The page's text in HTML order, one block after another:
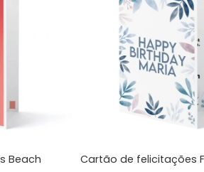
Beach
Cartão de felicitações